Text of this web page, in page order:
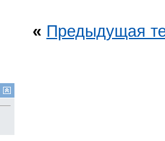
« Предыдущая